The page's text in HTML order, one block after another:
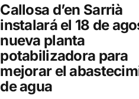
Callosa d’en Sarrià
instalará el 18 de
nueva planta
potabilizadora para
mejorar el
de agua